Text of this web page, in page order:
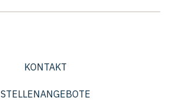
KONTAKT
STELLENANGEBOTE